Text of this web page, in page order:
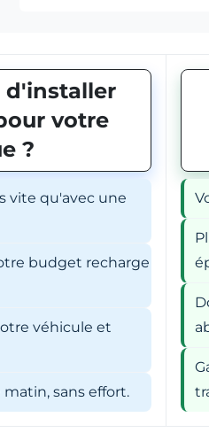
d'installer
votre
?
vite qu'avec une
budget recharge
véhicule et
sans effort.